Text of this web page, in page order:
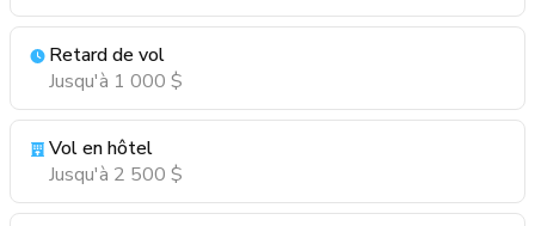
Retard de vol
Jusqu'à 1 000 $
Vol en hôtel
Jusqu'à 2 500 $